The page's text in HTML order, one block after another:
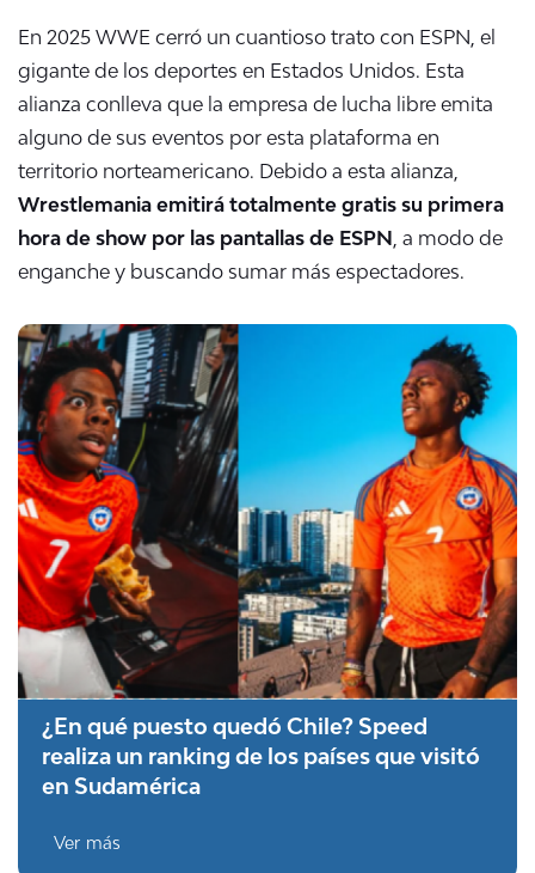
En 2025 WWE cerró un cuantioso trato con ESPN, el
gigante de los deportes en Estados Unidos. Esta
alianza conlleva que la empresa de lucha libre emita
alguno de sus eventos por esta plataforma en
territorio norteamericano. Debido a esta alianza,
Wrestlemania emitirá totalmente gratis su primera
hora de show por las pantallas de ESPN, a modo de
enganche y buscando sumar más espectadores.
¿En qué puesto quedó Chile? Speed
realiza un ranking de los países que visitó
en Sudamérica
Ver más